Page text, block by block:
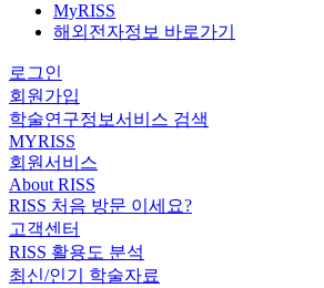
MyRISS
해외전자정보 바로가기
로그인
회원가입
학술연구정보서비스 검색
MYRISS
회원서비스
About RISS
RISS 처음 방문 이세요?
고객센터
RISS 활용도 분석
최신/인기 학술자료